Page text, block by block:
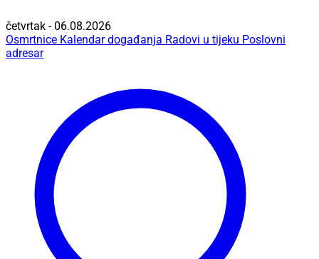
četvrtak - 06.08.2026
Osmrtnice Kalendar događanja Radovi u tijeku Poslovni
adresar